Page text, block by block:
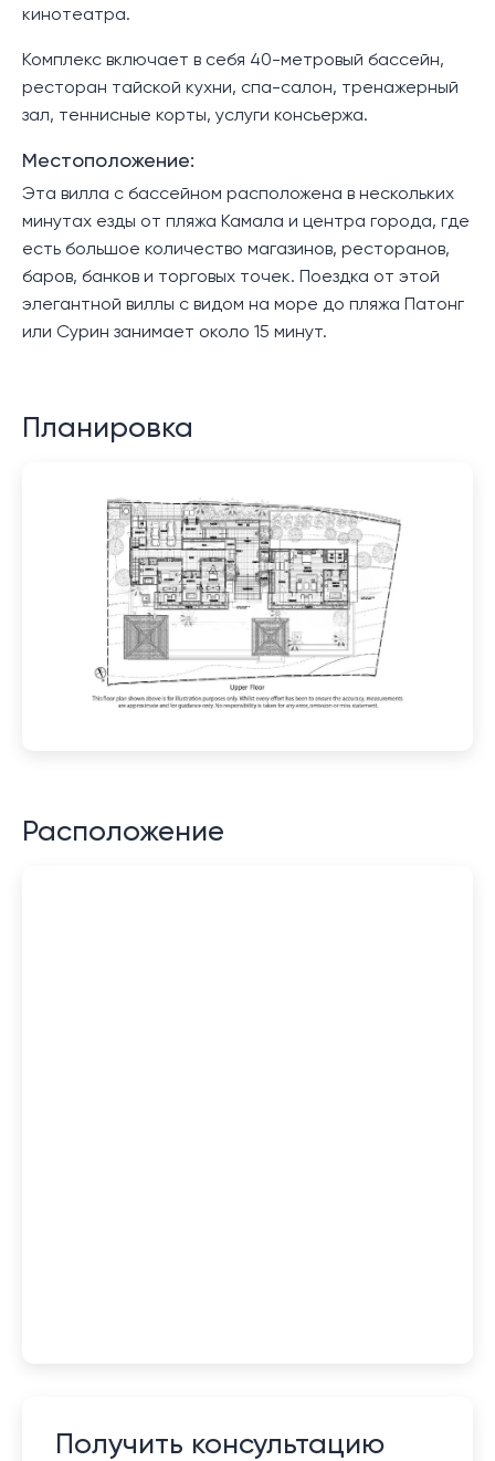
кинотеатра.
Комплекс включает в себя 40-метровый бассейн,
ресторан тайской кухни, спа-салон, тренажерный
зал, теннисные корты, услуги консьержа.
Местоположение:
Эта вилла с бассейном расположена в нескольких
минутах езды от пляжа Камала и центра города, где
есть большое количество магазинов, ресторанов,
баров, банков и торговых точек. Поездка от этой
элегантной виллы с видом на море до пляжа Патонг
или Сурин занимает около 15 минут.
Планировка
Расположение
Получить консультацию